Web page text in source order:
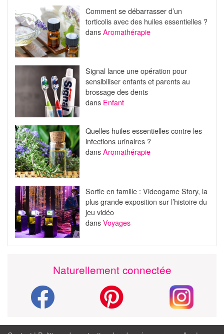
Comment se débarrasser d’un
torticolis avec des huiles essentielles ?
dansAromathérapie
Signal lance une opération pour
sensibiliser enfants et parents au
brossage des dents
dans Enfant
Quelles huiles essentielles contre les
infections urinaires ?
dansAromathérapie
Sortie en famille : Videogame Story, la
plus grande exposition sur l’histoire du
jeu vidéo
dansVoyages
Naturellement connectée